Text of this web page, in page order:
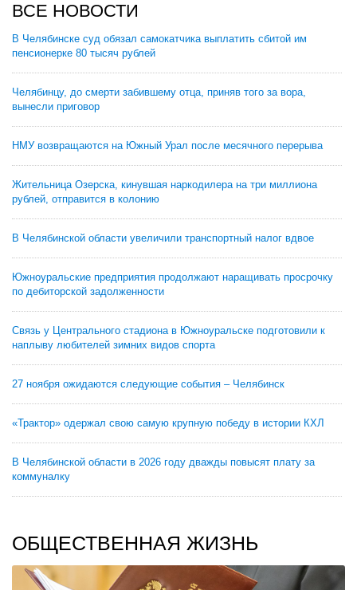
ВСЕ НОВОСТИ
В Челябинске суд обязал самокатчика выплатить сбитой им
пенсионерке 80 тысяч рублей
Челябинцу, до смерти забившему отца, приняв того за вора,
вынесли приговор
НМУ возвращаются на Южный Урал после месячного перерыва
Жительница Озерска, кинувшая наркодилера на три миллиона
рублей, отправится в колонию
В Челябинской области увеличили транспортный налог вдвое
Южноуральские предприятия продолжают наращивать просрочку
по дебиторской задолженности
Связь у Центрального стадиона в Южноуральске подготовили к
наплыву любителей зимних видов спорта
27 ноября ожидаются следующие события – Челябинск
«Трактор» одержал свою самую крупную победу в истории КХЛ
В Челябинской области в 2026 году дважды повысят плату за
коммуналку
ОБЩЕСТВЕННАЯ ЖИЗНЬ